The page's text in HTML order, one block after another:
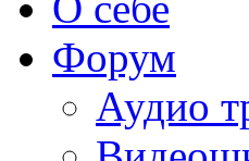
Форум
Аудио